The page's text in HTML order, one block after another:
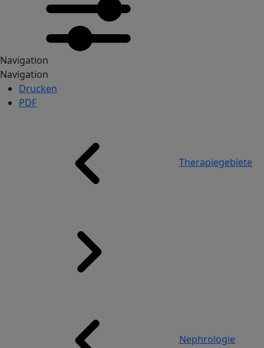
Navigation
Navigation
Drucken
PDF
Therapiegebiete
Nephrologie